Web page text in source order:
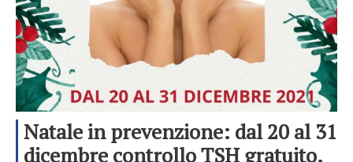
Natale in prevenzione: dal 20 al 31
dicembre controllo TSH gratuito.